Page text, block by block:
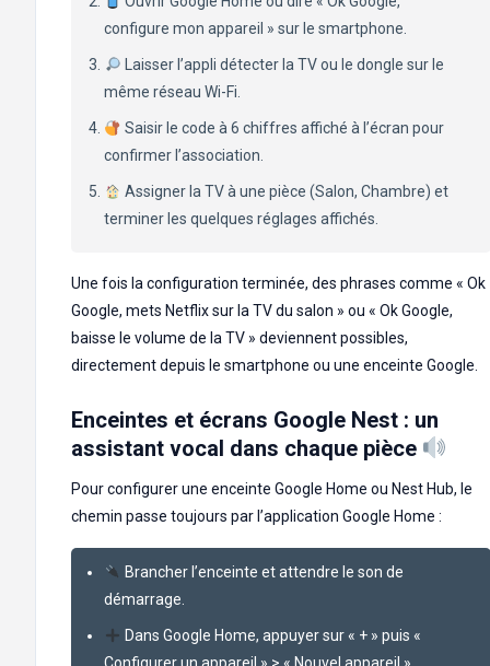
configure mon appareil » sur le smartphone.
Laisser l’appli détecter la TV ou le dongle sur le
même réseau Wi-Fi.
Saisir le code à 6 chiffres affiché à l’écran pour
confirmer l’association.
Assigner la TV à une pièce (Salon, Chambre) et
terminer les quelques réglages affichés.
Une fois la configuration terminée, des phrases comme « Ok
Google, mets Netflix sur la TV du salon » ou « Ok Google,
baisse le volume de la TV » deviennent possibles,
directement depuis le smartphone ou une enceinte Google.
Enceintes et écrans Google Nest : un
assistant vocal dans chaque pièce
Pour configurer une enceinte Google Home ou Nest Hub, le
chemin passe toujours par l’application Google Home :
Brancher l’enceinte et attendre le son de
démarrage.
Dans Google Home, appuyer sur « + » puis «